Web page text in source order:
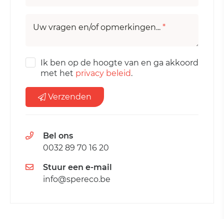
Uw vragen en/of opmerkingen... *
Ik ben op de hoogte van en ga akkoord
met het privacy beleid.
Verzenden
Bel ons
0032 89 70 16 20
Stuur een e-mail
info@spereco.be